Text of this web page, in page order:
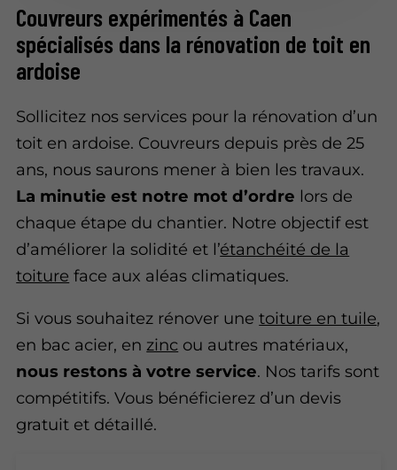
Couvreurs expérimentés à Caen
spécialisés dans la rénovation de toit en
ardoise
Sollicitez nos services pour la rénovation d’un
toit en ardoise. Couvreurs depuis près de 25
ans, nous saurons mener à bien les travaux.
La minutie est notre mot d’ordre lors de
chaque étape du chantier. Notre objectif est
d’améliorer la solidité et l’étanchéité de la
toiture face aux aléas climatiques.
Si vous souhaitez rénover unetoiture en tuile,
en bac acier, enzinc ou autres matériaux,
nous restons à votre service. Nos tarifs sont
compétitifs. Vous bénéficierez d’un devis
gratuit et détaillé.